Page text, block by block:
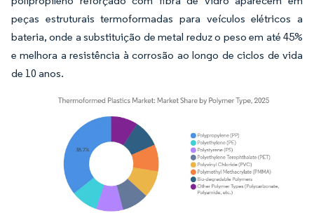
peças estruturais termoformadas para veículos elétricos a
bateria, onde a substituição de metal reduz o peso em até 45%
e melhora a resistência à corrosão ao longo de ciclos de vida
de 10 anos.